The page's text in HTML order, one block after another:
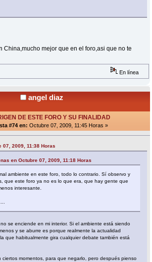
China,mucho mejor que en el foro,asi que no te
En línea
angel diaz
DE ESTE FORO Y SU FINALIDAD
#74 en: Octubre 07, 2009, 11:45 Horas »
07, 2009, 11:38 Horas
en Octubre 07, 2009, 11:18 Horas
ambiente en este foro, todo lo contrario. Sí observo y
que este foro ya no es lo que era, que hay gente que
interesante.
se enciende en mi interior. Si el ambiente está siendo
y se aburre es porque realmente la actualidad
que habitualmente gira cualquier debate también está
ciertos momentos, para que negarlo, pero después pienso